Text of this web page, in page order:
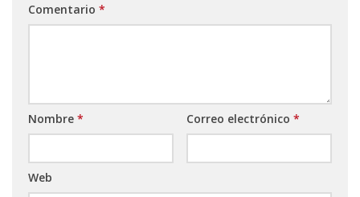
Comentario *
Nombre * Correo electrónico *
Web